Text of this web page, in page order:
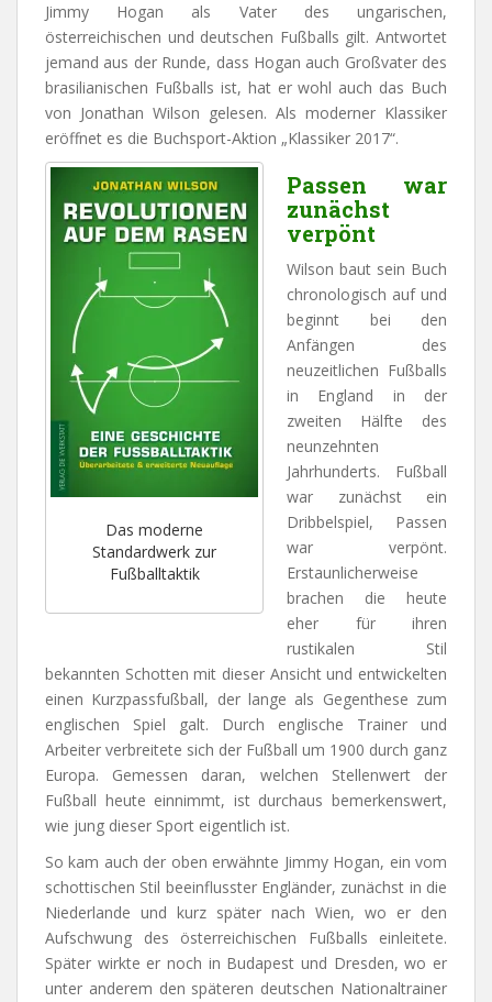
Jimmy Hogan als Vater des ungarischen,
österreichischen und deutschen Fußballs gilt. Antwortet
jemand aus der Runde, dass Hogan auch Großvater des
brasilianischen Fußballs ist, hat er wohl auch das Buch
von Jonathan Wilson gelesen. Als moderner Klassiker
eröffnet es die Buchsport-Aktion „Klassiker 2017“.
Das moderne
Standardwerk zur
Fußballtaktik
Passen war
zunächst
verpönt
Wilson baut sein Buch
chronologisch auf und
beginnt bei den
Anfängen des
neuzeitlichen Fußballs
in England in der
zweiten Hälfte des
neunzehnten
Jahrhunderts. Fußball
war zunächst ein
Dribbelspiel, Passen
war verpönt.
Erstaunlicherweise
brachen die heute
eher für ihren
rustikalen Stil
bekannten Schotten mit dieser Ansicht und entwickelten
einen Kurzpassfußball, der lange als Gegenthese zum
englischen Spiel galt. Durch englische Trainer und
Arbeiter verbreitete sich der Fußball um 1900 durch ganz
Europa. Gemessen daran, welchen Stellenwert der
Fußball heute einnimmt, ist durchaus bemerkenswert,
wie jung dieser Sport eigentlich ist.
So kam auch der oben erwähnte Jimmy Hogan, ein vom
schottischen Stil beeinflusster Engländer, zunächst in die
Niederlande und kurz später nach Wien, wo er den
Aufschwung des österreichischen Fußballs einleitete.
Später wirkte er noch in Budapest und Dresden, wo er
unter anderem den späteren deutschen Nationaltrainer